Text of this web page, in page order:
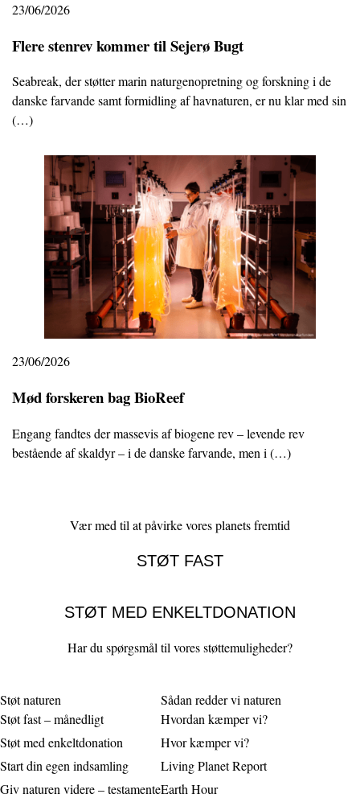
23/06/2026
Flere stenrev kommer til Sejerø Bugt
Seabreak, der støtter marin naturgenopretning og forskning i de
danske farvande samt formidling af havnaturen, er nu klar med sin
(…)
23/06/2026
Mød forskeren bag BioReef
Engang fandtes der massevis af biogene rev – levende rev
bestående af skaldyr – i de danske farvande, men i (…)
Vær med til at påvirke vores planets fremtid
STØT FAST
STØT MED ENKELTDONATION
Har du spørgsmål til vores støttemuligheder?
Støt naturen
Støt fast – månedligt
Støt med enkeltdonation
Start din egen indsamling
Giv naturen videre – testamente
Sådan redder vi naturen
Hvordan kæmper vi?
Hvor kæmper vi?
Living Planet Report
Earth Hour